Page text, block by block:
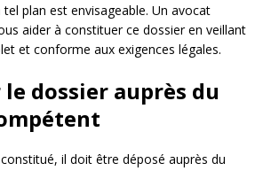
plan est envisageable. Un avocat
aider à constituer ce dossier en veillant
et conforme aux exigences légales.
le dossier auprès du
il doit être déposé auprès du